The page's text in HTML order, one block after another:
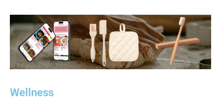
Wellness